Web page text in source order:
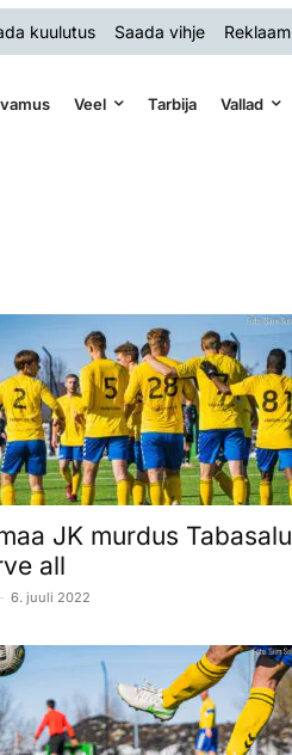
kuulutus Saada vihje Reklaam
Veel Tarbija Vallad
JK murdus Tabasalu
all
- 6. juuli 2022